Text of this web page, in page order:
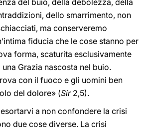
del buio, della debolezza, della
dello smarrimento, non
ma conserveremo
fiducia che le cose stanno per
forma, scaturita esclusivamente
una Grazia nascosta nel buio.
con il fuoco e gli uomini ben
del dolore» (Sir2,5).
a non confondere la crisi
due cose diverse. La crisi